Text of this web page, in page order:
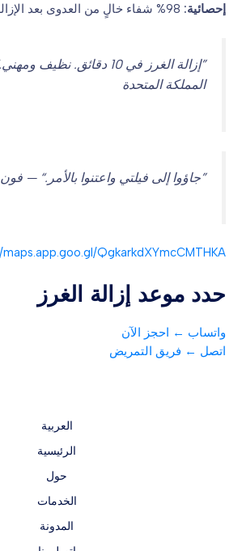
إحصائية:
”إزالة الغرز في 10 دقائق.
المملكة المتحدة
”جاؤوا إلى فيلتي واعتنوا بالأمر.“ — فون،
QgkarkdXYmcCMTHKA
حدد موعد إزالة الغرز
واتساب ← احجز الآن
اتصل ← فريق التمريض
العربية
الرئيسية
حول
الخدمات
المدونة